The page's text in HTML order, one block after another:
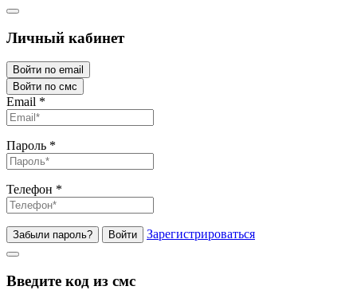
Личный кабинет
Войти по email
Войти по смс
Email *
Пароль *
Телефон *
Забыли пароль? Войти Зарегистрироваться
Введите код из смс